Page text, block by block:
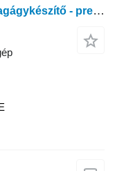
Agro-Tom Agro-Tom SPT RS 3.0 magágykészítő - precíziós pneumatikus vetőgé